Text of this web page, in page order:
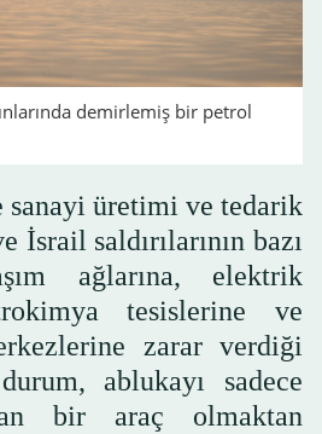
demirlemiş bir petrol
üretimi ve tedarik
saldırılarının bazı
ağlarına, elektrik
tesislerine ve
zarar verdiği
ablukayı sadece
bir araç olmaktan